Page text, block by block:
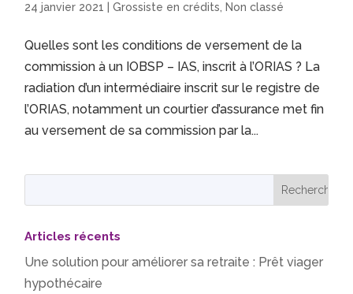
24 janvier 2021 |Grossiste en crédits, Non classé
Quelles sont les conditions de versement de la
commission à un IOBSP – IAS, inscrit à l’ORIAS ? La
radiation d’un intermédiaire inscrit sur le registre de
l’ORIAS, notamment un courtier d’assurance met fin
au versement de sa commission par la...
Articles récents
Une solution pour améliorer sa retraite : Prêt viager
hypothécaire